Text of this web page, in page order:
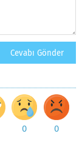
0 0